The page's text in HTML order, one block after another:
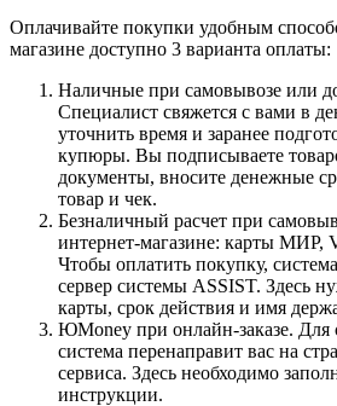
Оплачивайте покупки удобным
магазине доступно 3 варианта оплаты:
Наличные при самовывозе или
Специалист свяжется с вами в
уточнить время и заранее
купюры. Вы подписываете
документы, вносите денежные
товар и чек.
Безналичный расчет при
интернет-магазине: карты МИР,
Чтобы оплатить покупку,
сервер системы ASSIST. Здесь
карты, срок действия и имя
ЮMoney при онлайн-заказе. Для
система перенаправит вас на
сервиса. Здесь необходимо
инструкции.